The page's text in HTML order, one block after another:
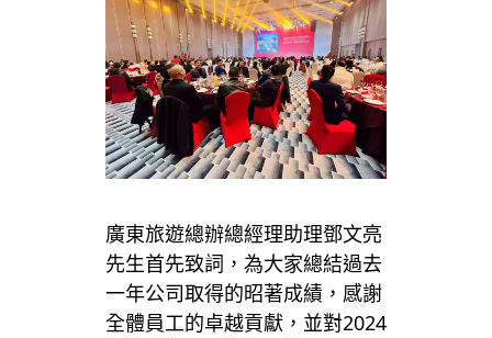
廣東旅遊總辦總經理助理鄧文亮
先生首先致詞，為大家總結過去
一年公司取得的昭著成績，感謝
全體員工的卓越貢獻，並對2024